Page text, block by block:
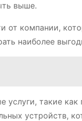
выше.
от компании,
наиболее
услуги, такие как
устройств,